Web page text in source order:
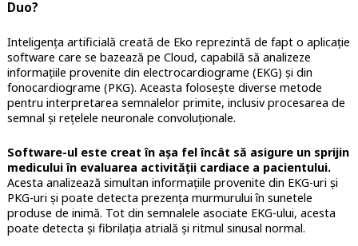
Duo?
Inteligența artificială creată de Eko reprezintă de fapt o aplicație
software care se bazează pe Cloud, capabilă să analizeze
informațiile provenite din electrocardiograme (EKG) și din
fonocardiograme (PKG). Aceasta folosește diverse metode
pentru interpretarea semnalelor primite, inclusiv procesarea de
semnal și rețelele neuronale convoluționale.
Software-ul este creat în așa fel încât să asigure un sprijin
medicului în evaluarea activității cardiace a pacientului.
Acesta analizează simultan informațiile provenite din EKG-uri și
PKG-uri și poate detecta prezența murmurului în sunetele
produse de inimă. Tot din semnalele asociate EKG-ului, acesta
poate detecta și fibrilația atrială și ritmul sinusal normal.